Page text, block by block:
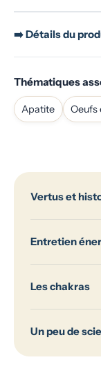
➡️ Détails du
Thématiques
Apatite Oeufs
Vertus et
Entretien
Les chakras
Un peu de